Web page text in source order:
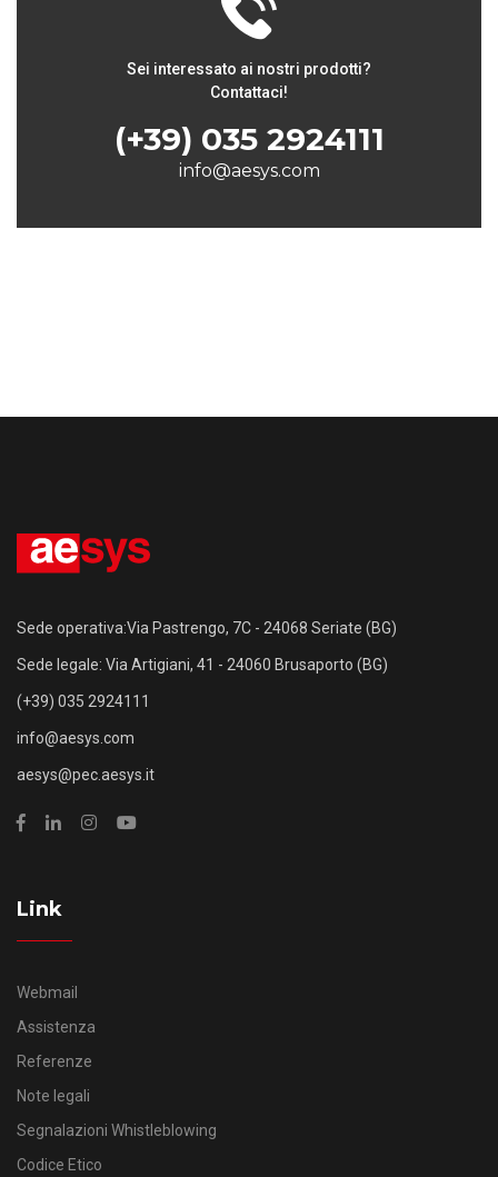
Sei interessato ai nostri prodotti?
Contattaci!
(+39) 035 2924111
info@aesys.com
Sede operativa:Via Pastrengo, 7C - 24068 Seriate (BG)
Sede legale: Via Artigiani, 41 - 24060 Brusaporto (BG)
(+39) 035 2924111
info@aesys.com
aesys@pec.aesys.it
Link
Webmail
Assistenza
Referenze
Note legali
Segnalazioni Whistleblowing
Codice Etico